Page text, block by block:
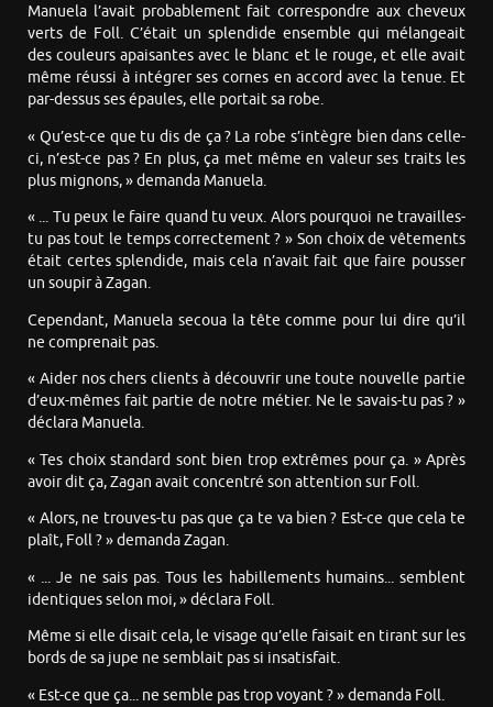
Manuela l’avait probablement fait correspondre aux cheveux
verts de Foll. C’était un splendide ensemble qui mélangeait
des couleurs apaisantes avec le blanc et le rouge, et elle avait
même réussi à intégrer ses cornes en accord avec la tenue. Et
par-dessus ses épaules, elle portait sa robe.
« Qu’est-ce que tu dis de ça ? La robe s’intègre bien dans celle-
ci, n’est-ce pas ? En plus, ça met même en valeur ses traits les
plus mignons, » demanda Manuela.
« ... Tu peux le faire quand tu veux. Alors pourquoi ne travailles-
tu pas tout le temps correctement ? » Son choix de vêtements
était certes splendide, mais cela n’avait fait que faire pousser
un soupir à Zagan.
Cependant, Manuela secoua la tête comme pour lui dire qu’il
ne comprenait pas.
« Aider nos chers clients à découvrir une toute nouvelle partie
d’eux-mêmes fait partie de notre métier. Ne le savais-tu pas ? »
déclara Manuela.
« Tes choix standard sont bien trop extrêmes pour ça. » Après
avoir dit ça, Zagan avait concentré son attention sur Foll.
« Alors, ne trouves-tu pas que ça te va bien ? Est-ce que cela te
plaît, Foll ? » demanda Zagan.
« ... Je ne sais pas. Tous les habillements humains... semblent
identiques selon moi, » déclara Foll.
Même si elle disait cela, le visage qu’elle faisait en tirant sur les
bords de sa jupe ne semblait pas si insatisfait.
« Est-ce que ça... ne semble pas trop voyant ? » demanda Foll.